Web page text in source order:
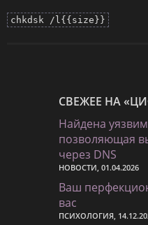
chkdsk /l{{size}}
СВЕЖЕЕ НА
Найдена
позволяющая
через DNS
НОВОСТИ, 01.04.2026
Ваш
вас
ПСИХОЛОГИЯ,